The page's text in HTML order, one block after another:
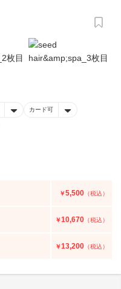
カード可
￥5,500 （税込）
￥10,670 （税込）
￥13,200 （税込）